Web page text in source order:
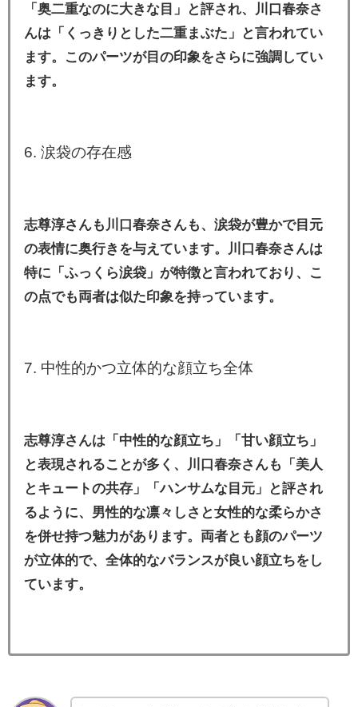
「奥二重なのに大きな目」と評され、川口春奈さ
んは「くっきりとした二重まぶた」と言われてい
ます。このパーツが目の印象をさらに強調してい
ます。
6. 涙袋の存在感
志尊淳さんも川口春奈さんも、涙袋が豊かで目元
の表情に奥行きを与えています。川口春奈さんは
特に「ふっくら涙袋」が特徴と言われており、こ
の点でも両者は似た印象を持っています。
7. 中性的かつ立体的な顔立ち全体
志尊淳さんは「中性的な顔立ち」「甘い顔立ち」
と表現されることが多く、川口春奈さんも「美人
とキュートの共存」「ハンサムな目元」と評され
るように、男性的な凛々しさと女性的な柔らかさ
を併せ持つ魅力があります。両者とも顔のパーツ
が立体的で、全体的なバランスが良い顔立ちをし
ています。